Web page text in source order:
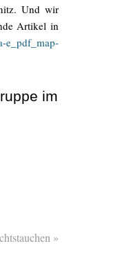
Und wir
Artikel in
e_pdf_map-
im
»